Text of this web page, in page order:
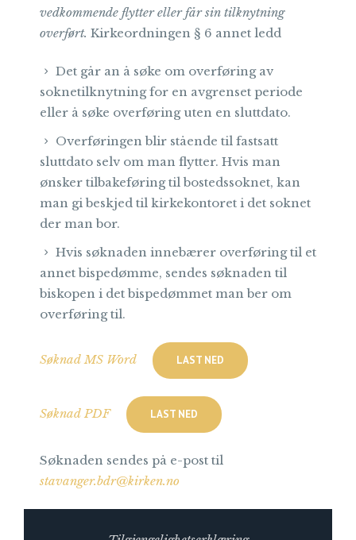
vedkommende flytter eller får sin tilknytning
overført. Kirkeordningen § 6 annet ledd
Det går an å søke om overføring av
soknetilknytning for en avgrenset periode
eller å søke overføring uten en sluttdato.
Overføringen blir stående til fastsatt
sluttdato selv om man flytter. Hvis man
ønsker tilbakeføring til bostedssoknet, kan
man gi beskjed til kirkekontoret i det soknet
der man bor.
Hvis søknaden innebærer overføring til et
annet bispedømme, sendes søknaden til
biskopen i det bispedømmet man ber om
overføring til.
Søknad MS Word LAST NED
Søknad PDF LAST NED
Søknaden sendes på e-post til
stavanger.bdr@kirken.no